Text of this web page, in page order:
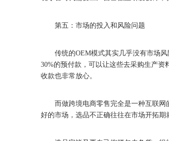
第五：市场的投入和风险问题
传统的OEM模式其实几乎没有市场风
30%的预付款，可以让这些去采购生产资
收款也非常放心。
而做跨境电商零售完全是一种互联网
好的市场，选品不正确往往在市场开拓期